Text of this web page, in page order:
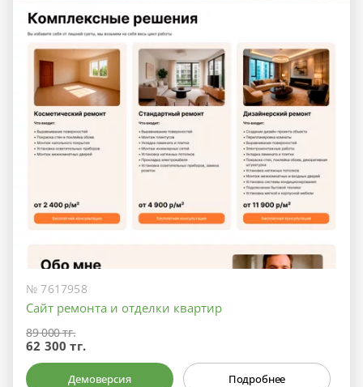
№ 7617958
Сайт ремонта и отделки квартир
89 000 тг.
62 300 тг.
Демоверсия Подробнее